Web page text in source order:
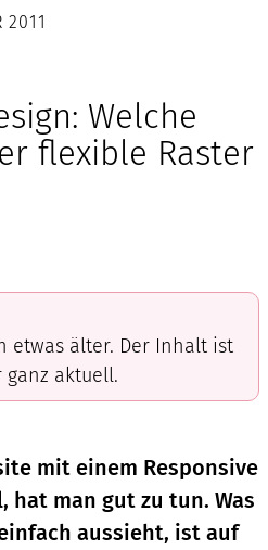
2011
Welche
flexible Raster
etwas älter. Der Inhalt ist
aktuell.
mit einem Responsive
hat man gut zu tun. Was
aussieht, ist auf